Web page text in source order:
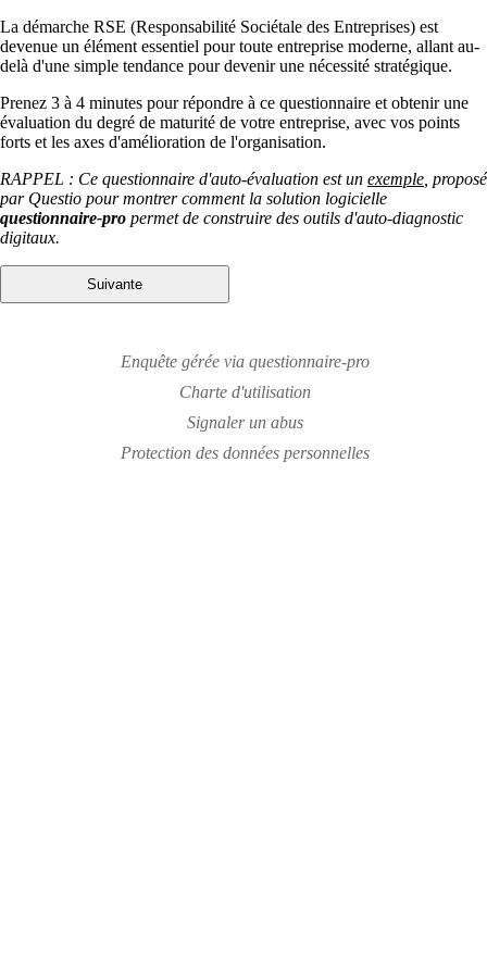
La démarche RSE (Responsabilité Sociétale des Entreprises) est
devenue un élément essentiel pour toute entreprise moderne, allant au-
delà d'une simple tendance pour devenir une nécessité stratégique.
Prenez 3 à 4 minutes pour répondre à ce questionnaire et obtenir une
évaluation du degré de maturité de votre entreprise, avec vos points
forts et les axes d'amélioration de l'organisation.
RAPPEL : Ce questionnaire d'auto-évaluation est un exemple , proposé
par Questio pour montrer comment la solution logicielle
questionnaire-pro permet de construire des outils d'auto-diagnostic
digitaux.
Enquête gérée via questionnaire-pro
Charte d'utilisation
Signaler un abus
Protection des données personnelles